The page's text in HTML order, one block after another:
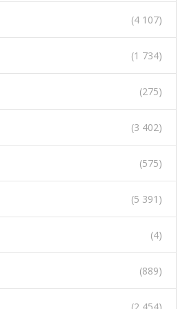
(4 107)
(1 734)
(275)
(3 402)
(575)
(5 391)
(4)
(889)
(2 454)